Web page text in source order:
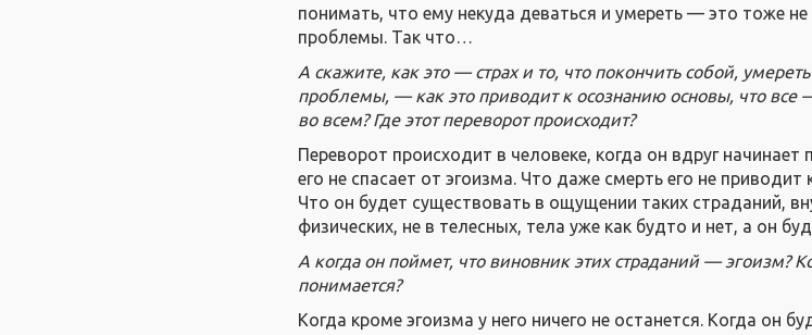
понимать, что ему некуда деваться и умереть — это тоже
проблемы. Так что…
А скажите, как это — страх и то, что покончить собой,
проблемы, — как это приводит к осознанию основы, что все
во всем? Где этот переворот происходит?
Переворот происходит в человеке, когда он вдруг
его не спасает от эгоизма. Что даже смерть его не
Что он будет существовать в ощущении таких страданий,
физических, не в телесных, тела уже как будто и нет, а он
А когда он поймет, что виновник этих страданий — эгоизм?
понимается?
Когда кроме эгоизма у него ничего не останется. Когда он